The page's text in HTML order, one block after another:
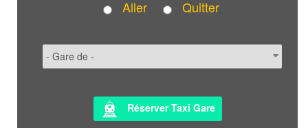
Aller Quitter
Réserver Taxi Gare